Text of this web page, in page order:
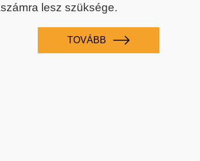
lesz szüksége.
TOVÁBB